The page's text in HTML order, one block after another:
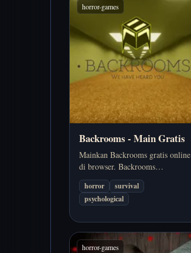
horror-games
Backrooms - Main Gratis
Mainkan Backrooms gratis online
di browser. Backrooms
menekankan ketegangan labirin,
rasa disorientasi, dan ketakutan
terjebak di ruang yang tidak
kamu ingin…
horror
survival
psychological
horror-games